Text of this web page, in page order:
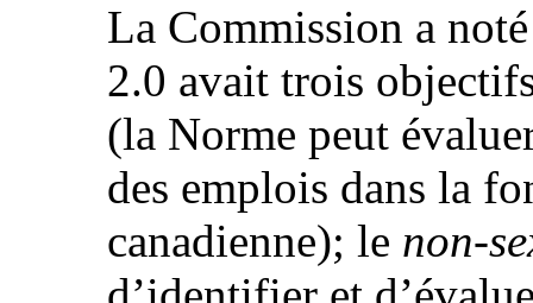
La Commission a
2.0 avait trois
(la Norme peut
des emplois dans la
canadienne); le non-